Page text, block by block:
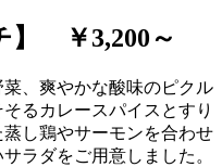
】 ￥3,200～
、爽やかな酸味のピクル
るカレースパイスとすり
し鶏やサーモンを合わせ
ラダをご用意しました。